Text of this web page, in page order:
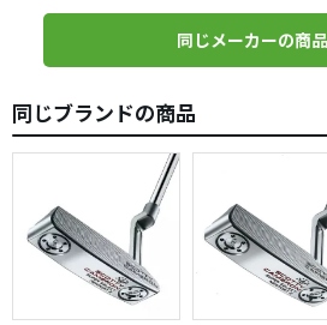
同じメーカーの商
同じブランドの商品